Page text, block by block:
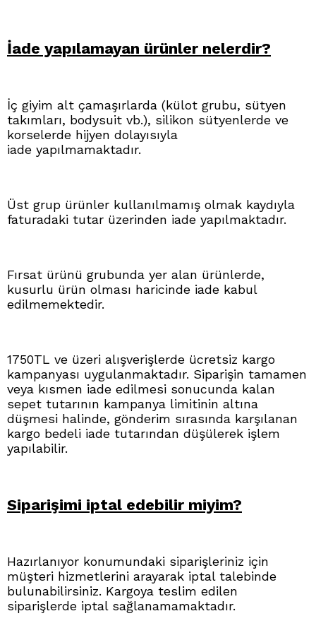
İade yapılamayan ürünler nelerdir?
İç giyim alt çamaşırlarda (külot grubu, sütyen
takımları, bodysuit vb.), silikon sütyenlerde ve
korselerde hijyen dolayısıyla
iade yapılmamaktadır.
Üst grup ürünler kullanılmamış olmak kaydıyla
faturadaki tutar üzerinden iade yapılmaktadır.
Fırsat ürünü grubunda yer alan ürünlerde,
kusurlu ürün olması haricinde iade kabul
edilmemektedir.
1750TL ve üzeri alışverişlerde ücretsiz kargo
kampanyası uygulanmaktadır. Siparişin tamamen
veya kısmen iade edilmesi sonucunda kalan
sepet tutarının kampanya limitinin altına
düşmesi halinde, gönderim sırasında karşılanan
kargo bedeli iade tutarından düşülerek işlem
yapılabilir.
Siparişimi iptal edebilir miyim?
Hazırlanıyor konumundaki siparişleriniz için
müşteri hizmetlerini arayarak iptal talebinde
bulunabilirsiniz. Kargoya teslim edilen
siparişlerde iptal sağlanamamaktadır.